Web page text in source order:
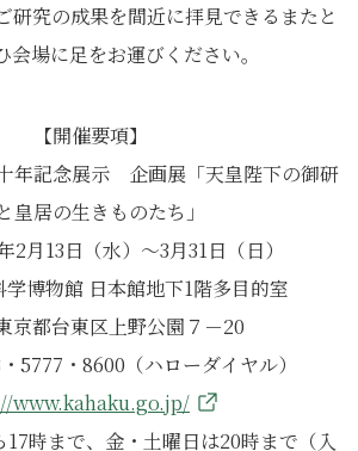
研究の成果を間近に拝見できるまたと
場に足をお運びください。
【開催要項】
年記念展示 企画展「天皇陛下の御研
皇居の生きものたち」
2月13日（水）～3月31日（日）
学博物館 日本館地下1階多目的室
京都台東区上野公園７－20
5777・8600（ハローダイヤル）
www.kahaku.go.jp/
時まで、金・土曜日は20時まで（入